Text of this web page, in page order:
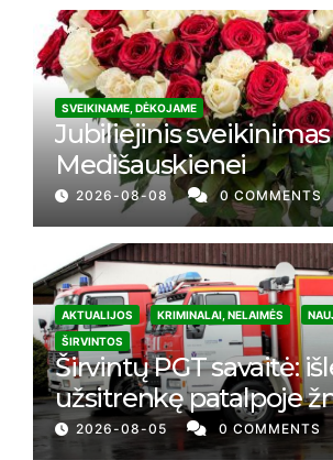
SVEIKINAME, DĖKOJAME
Jubiliejinis
Medišauskienei
2026-08-08 0 COMMENTS
AKTUALIJOS KRIMINALAI, NELAIMĖS
ŠIRVINTOS
Širvintų PGT savaitė:
užsitrenkę patalpoje
2026-08-05 0 COMMENTS